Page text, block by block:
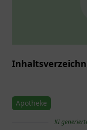
Apotheke
KI